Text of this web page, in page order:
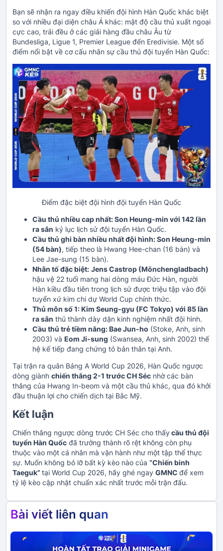
Bạn sẽ nhận ra ngay điều khiến đội hình Hàn Quốc khác biệt
so với nhiều đại diện châu Á khác: mật độ cầu thủ xuất ngoại
cực cao, trải đều ở các giải hàng đầu châu Âu từ
Bundesliga, Ligue 1, Premier League đến Eredivisie. Một số
điểm nổi bật về cơ cấu nhân sự cầu thủ đội tuyển Hàn Quốc:
Điểm đặc biệt đội hình đội tuyển Hàn Quốc
Cầu thủ nhiều cap nhất: Son Heung-min với 142 lần
ra sân kỷ lục lịch sử đội tuyển Hàn Quốc.
Cầu thủ ghi bàn nhiều nhất đội hình: Son Heung-min
(54 bàn), tiếp theo là Hwang Hee-chan (16 bàn) và
Lee Jae-sung (15 bàn).
Nhân tố đặc biệt: Jens Castrop (Mönchengladbach)
hậu vệ 22 tuổi mang hai dòng máu Đức Hàn, người
Hàn kiều đầu tiên trong lịch sử được triệu tập vào đội
tuyển xứ kim chi dự World Cup chính thức.
Thủ môn số 1: Kim Seung-gyu (FC Tokyo) với 85 lần
ra sân thủ thành dày dặn kinh nghiệm nhất đội hình.
Cầu thủ trẻ tiềm năng: Bae Jun-ho (Stoke, Anh, sinh
2003) và Eom Ji-sung (Swansea, Anh, sinh 2002) thế
hệ kế tiếp đang chứng tỏ bản thân tại Anh.
Tại trận ra quân Bảng A World Cup 2026, Hàn Quốc ngược
dòng giành chiến thắng 2-1 trước CH Séc nhờ các bàn
thắng của Hwang In-beom và một cầu thủ khác, qua đó khởi
đầu thuận lợi cho chiến dịch tại Bắc Mỹ.
Kết luận
Chiến thắng ngược dòng trước CH Séc cho thấycầu thủ đội
tuyển Hàn Quốc đã trưởng thành rõ rệt không còn phụ
thuộc vào một cá nhân mà vận hành như một tập thể thực
sự. Muốn không bỏ lỡ bất kỳ kèo nào của “Chiến binh
Taeguk”tại World Cup 2026, hãy ghé ngay GMNC để xem
tỷ lệ kèo cập nhật chuẩn xác nhất trước mỗi trận đấu.
Bài viết liên quan